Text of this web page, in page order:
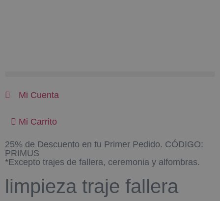
Mi Cuenta
Mi Carrito
25% de Descuento en tu Primer Pedido. CÓDIGO:
PRIMUS
*Excepto trajes de fallera, ceremonia y alfombras.
limpieza traje fallera